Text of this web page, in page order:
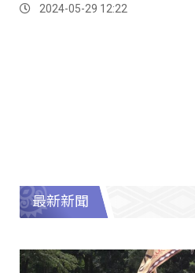
2024-05-29 12:22
最新新聞